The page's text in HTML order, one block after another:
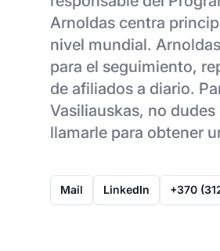
Arnoldas centra
nivel mundial.
para el seguimiento,
de afiliados a diario.
Vasiliauskas, no
llamarle para obtener
Mail LinkedIn +370